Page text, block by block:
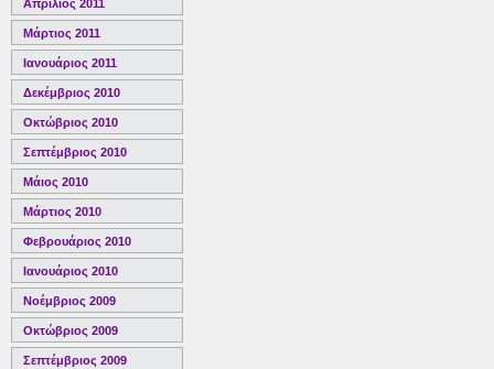
Απρίλιος 2011
Μάρτιος 2011
Ιανουάριος 2011
Δεκέμβριος 2010
Οκτώβριος 2010
Σεπτέμβριος 2010
Μάιος 2010
Μάρτιος 2010
Φεβρουάριος 2010
Ιανουάριος 2010
Νοέμβριος 2009
Οκτώβριος 2009
Σεπτέμβριος 2009